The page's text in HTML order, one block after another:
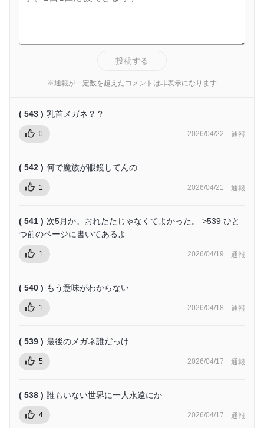
投稿する
※通報が一定数を超えたコメントは非表示になります
( 543 ) 乳首メガネ？？
0 2026/04/22 通報
( 542 ) 何で魔族が眼鏡してんの
1 2026/04/21 通報
( 541 ) 次5月か。おれたたじゃなくてよかった。 >539 ひと
つ前のページに書いてあるよ
1 2026/04/19 通報
( 540 ) もう意味がわからない
1 2026/04/18 通報
( 539 ) 最後のメガネ誰だっけ…
5 2026/04/17 通報
( 538 ) 誰もいない世界に一人永遠にか
4 2026/04/17 通報